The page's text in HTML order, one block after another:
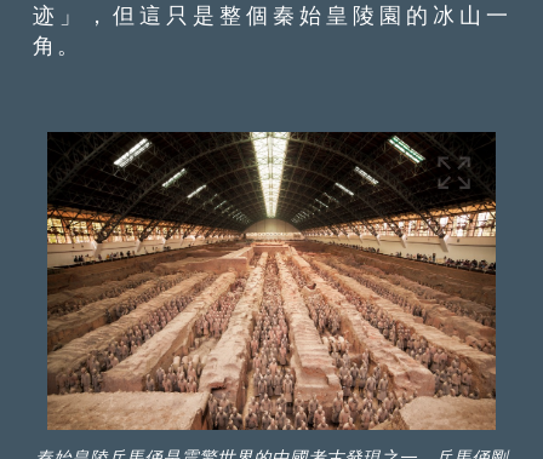
迹」，但這只是整個秦始皇陵園的冰山一
角。